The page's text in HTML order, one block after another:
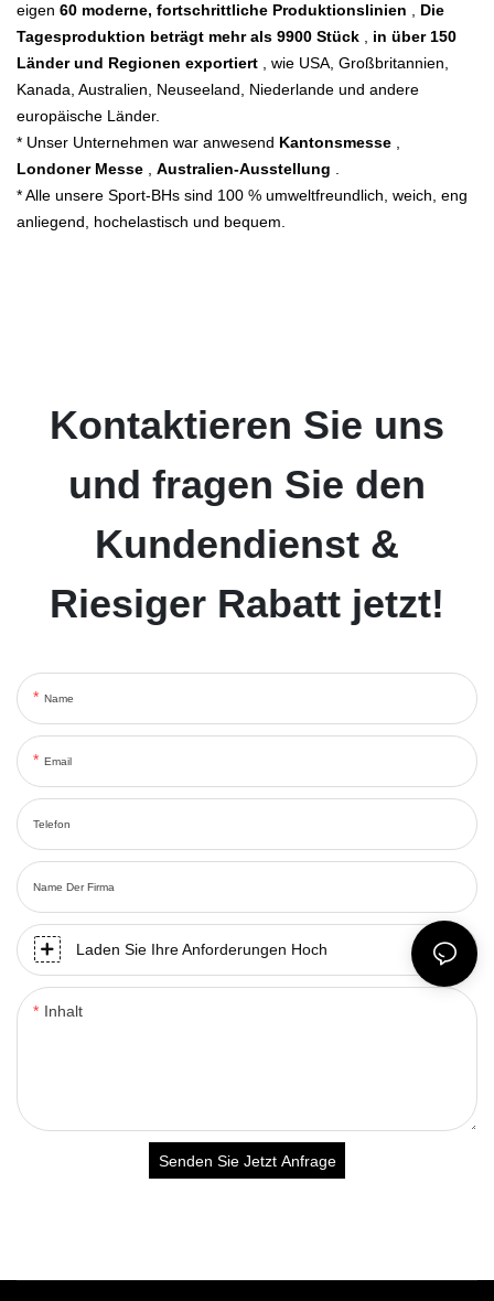
eigen 60 moderne, fortschrittliche Produktionslinien
Die
Tagesproduktion beträgt mehr als 9900 Stück
in über 150
Länder und Regionen exportiert
, wie USA, Großbritannien,
Kanada, Australien, Neuseeland, Niederlande und andere
europäische Länder.
* Unser Unternehmen war anwesend Kantonsmesse
Londoner Messe
Australien-Ausstellung
* Alle unsere Sport-BHs sind 100 % umweltfreundlich, weich, eng
anliegend, hochelastisch und bequem.
Kontaktieren Sie uns
und fragen Sie den
Kundendienst &
Riesiger Rabatt jetzt!
Name
Email
Telefon
Name Der Firma
Laden Sie Ihre Anforderungen Hoch
Inhalt
Senden Sie Jetzt Anfrage